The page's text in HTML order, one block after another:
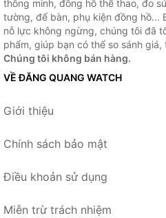
thông minh, đồng hồ thể thao, đo
tường, để bàn, phụ kiện đồng hồ...
nỗ lực không ngừng, chúng tôi đã
phẩm, giúp bạn có thể so sánh
Chúng tôi không bán hàng.
VỀ ĐĂNG QUANG WATCH
Giới thiệu
Chính sách bảo mật
Điều khoản sử dụng
Miễn trừ trách nhiệm